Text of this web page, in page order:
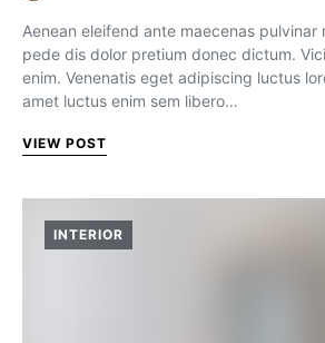
Aenean eleifend ante maecenas pulvinar
pede dis dolor pretium donec dictum.
enim. Venenatis eget adipiscing luctus
amet luctus enim sem libero…
VIEW POST
INTERIOR